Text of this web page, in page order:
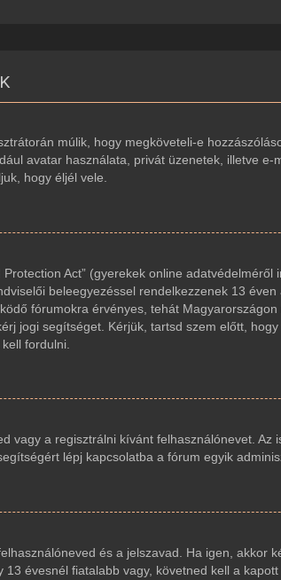
múlik, hogy megköveteli-e
avatar használata, privát üzenetek, illetve
hogy éljél vele.
Act” (gyerekek online
beleegyezéssel rendelkezzenek 13
fórumokra érvényes, tehát
jogi segítséget. Kérjük, tartsd szem előtt,
fordulni.
vagy a regisztrálni kívánt felhasználónevet.
lépj kapcsolatba a fórum egyik
és a jelszavad. Ha igen, akkor
évesnél fiatalabb vagy, követned kell a